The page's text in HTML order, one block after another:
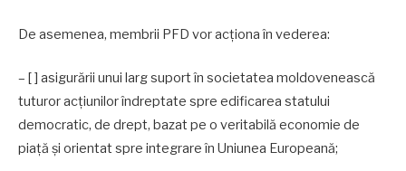
De asemenea, membrii PFD vor acţiona în vederea:
– [ ] asigurării unui larg suport în societatea moldovenească
tuturor acţiunilor îndreptate spre edificarea statului
democratic, de drept, bazat pe o veritabilă economie de
piaţă şi orientat spre integrare în Uniunea Europeană;